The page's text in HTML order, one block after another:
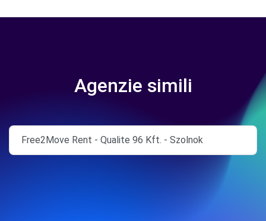
Agenzie simili
Free2Move Rent - Qualite 96 Kft. - Szolnok